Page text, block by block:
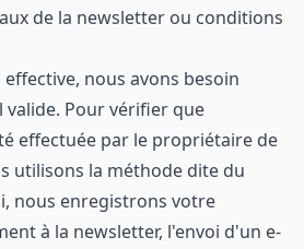
de la newsletter ou conditions
nous avons besoin
valide. Pour vérifier que
effectuée par le propriétaire de
utilisons la méthode dite du
nous enregistrons votre
à la newsletter, l'envoi d'un e-